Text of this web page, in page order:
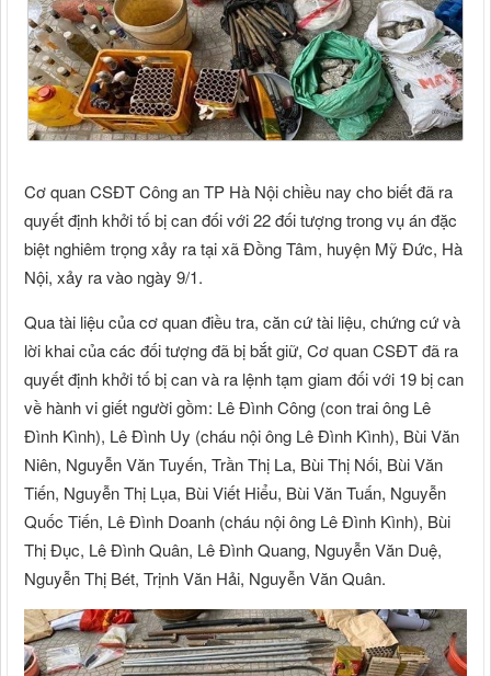
Cơ quan CSĐT Công an TP Hà Nội chiều nay cho biết đã ra
quyết định khởi tố bị can đối với 22 đối tượng trong vụ án đặc
biệt nghiêm trọng xảy ra tại xã Đồng Tâm, huyện Mỹ Đức, Hà
Nội, xảy ra vào ngày 9/1.
Qua tài liệu của cơ quan điều tra, căn cứ tài liệu, chứng cứ và
lời khai của các đối tượng đã bị bắt giữ, Cơ quan CSĐT đã ra
quyết định khởi tố bị can và ra lệnh tạm giam đối với 19 bị can
về hành vi giết người gồm: Lê Đình Công (con trai ông Lê
Đình Kình), Lê Đình Uy (cháu nội ông Lê Đình Kình), Bùi Văn
Niên, Nguyễn Văn Tuyến, Trần Thị La, Bùi Thị Nối, Bùi Văn
Tiến, Nguyễn Thị Lụa, Bùi Viết Hiểu, Bùi Văn Tuấn, Nguyễn
Quốc Tiến, Lê Đình Doanh (cháu nội ông Lê Đình Kình), Bùi
Thị Đục, Lê Đình Quân, Lê Đình Quang, Nguyễn Văn Duệ,
Nguyễn Thị Bét, Trịnh Văn Hải, Nguyễn Văn Quân.